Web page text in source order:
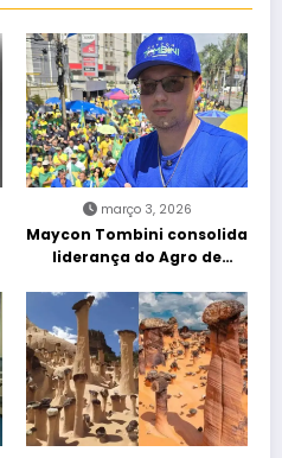
março 3, 2026
Maycon Tombini consolida
liderança do Agro de
“Acorda Brasil” em Goiânia